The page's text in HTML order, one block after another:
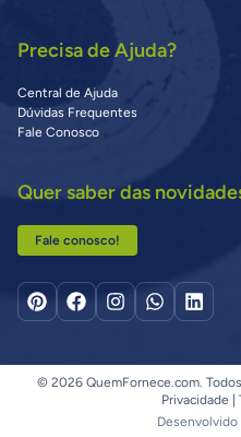
Precisa de Ajuda?
Central de Ajuda
Dúvidas Frequentes
Fale Conosco
Quer saber das
Fale conosco!
© 2026 QuemFornece.com.
Privacidade
Desenvolvido